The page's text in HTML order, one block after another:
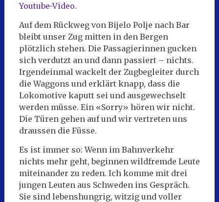
Youtube-Video.
Auf dem Rückweg von Bijelo Polje nach Bar
bleibt unser Zug mitten in den Bergen
plötzlich stehen. Die Passagierinnen gucken
sich verdutzt an und dann passiert – nichts.
Irgendeinmal wackelt der Zugbegleiter durch
die Waggons und erklärt knapp, dass die
Lokomotive kaputt sei und ausgewechselt
werden müsse. Ein «Sorry» hören wir nicht.
Die Türen gehen auf und wir vertreten uns
draussen die Füsse.
Es ist immer so: Wenn im Bahnverkehr
nichts mehr geht, beginnen wildfremde Leute
miteinander zu reden. Ich komme mit drei
jungen Leuten aus Schweden ins Gespräch.
Sie sind lebenshungrig, witzig und voller